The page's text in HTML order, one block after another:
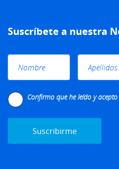
Suscríbete a nuestra
Confirmo que he leído y